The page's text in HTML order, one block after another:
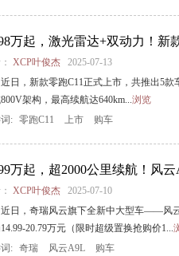
万起，激光雷达+双动力！新
XCP叶俊杰 2025-07-13
近日，新款零跑C11正式上市，共推出5
架构，最高续航达640km...浏览
: 零跑C11 上市 购车
万起，超2000公里续航！风
XCP叶俊杰 2025-07-10
近日，奇瑞风云旗下全新中大型车——风
20.79万元（限时超级置换抢购价1...
: 奇瑞 风云A9L 购车